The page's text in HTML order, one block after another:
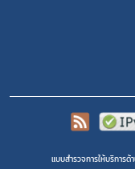
แบบสำรวจการให้บริการด้